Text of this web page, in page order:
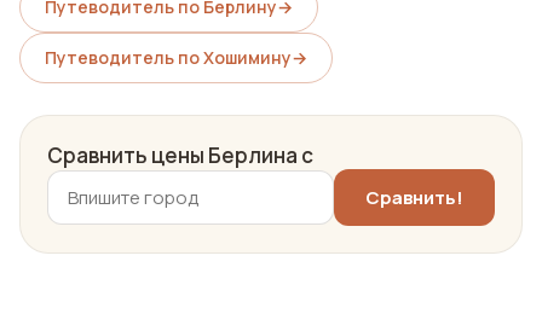
Путеводитель по Берлину→
Путеводитель по Хошимину→
Сравнить цены Берлина с